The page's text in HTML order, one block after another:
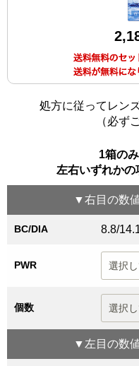
処方に従ってレン
（必ず
1箱の
左右いずれか
▼右目 の数
BC/DIA 8.8/
PWR
個数
▼ 左目 の数